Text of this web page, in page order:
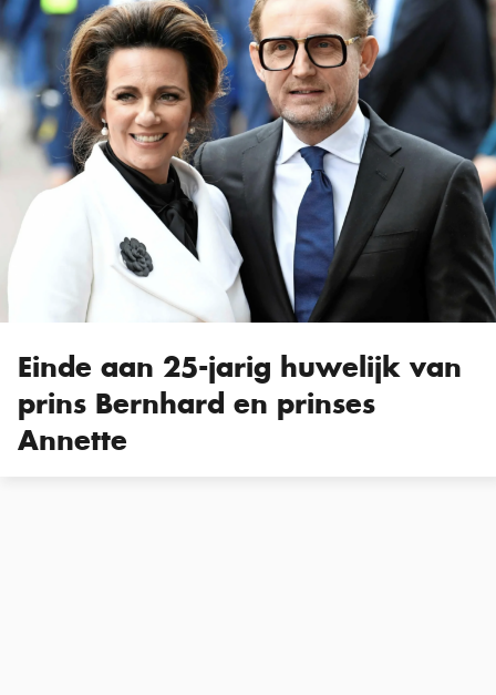
Einde aan 25-jarig huwelijk van
prins Bernhard en prinses
Annette